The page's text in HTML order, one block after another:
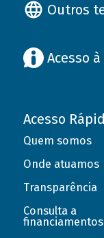
Outros
Acesso
Acesso
Quem somos
Onde atuamos
Transparência
Consulta a
financiamentos